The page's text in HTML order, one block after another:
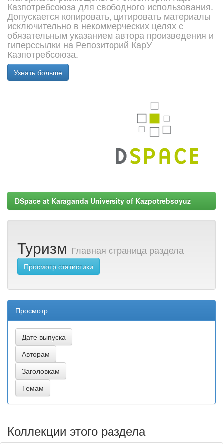
Казпотребсоюза для свободного использования.
Допускается копировать, цитировать материалы
исключительно в некоммерческих целях с
обязательным указанием автора произведения и
гиперссылки на Репозиторий КарУ
Казпотребсоюза.
Узнать больше
DSpace at Karaganda University of Kazpotrebsoyuz
Туризм Главная страница раздела
Просмотр статистики
Просмотр
Коллекции этого раздела